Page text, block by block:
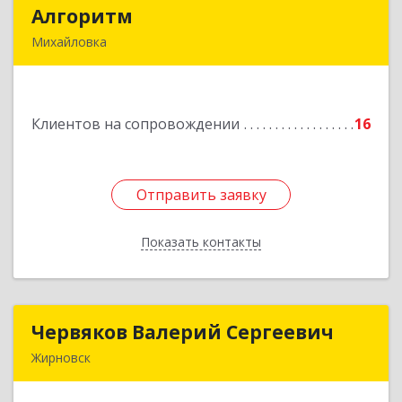
Алгоритм
Михайловка
Клиентов на сопровождении 16
Отправить заявку
Показать контакты
Отправить заявку
Назад
Червяков Валерий Сергеевич
Жирновск
Червяков Валерий Сергеевич